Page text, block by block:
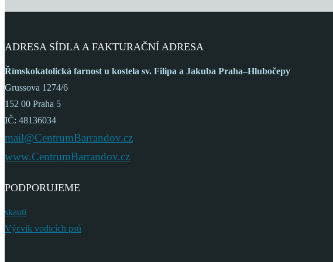
ADRESA SÍDLA A FAKTURAČNÍ ADRESA
Římskokatolická farnost u kostela sv. Filipa a Jakuba Praha–Hlubočepy
Grussova 1274/6
152 00 Praha 5
IČ: 48136034
mail@CentrumBarrandov.cz
www.CentrumBarrandov.cz
PODPORUJEME
skauti
Výcvik vodicích psů